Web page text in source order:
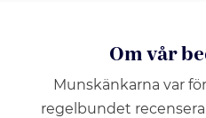
Om vår
Munskänkarna var
regelbundet